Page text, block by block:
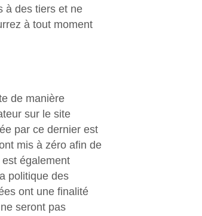
à des tiers et ne
à tout moment
de manière
sur le site
par ce dernier est
mis à zéro afin de
est également
politique des
ont une finalité
seront pas